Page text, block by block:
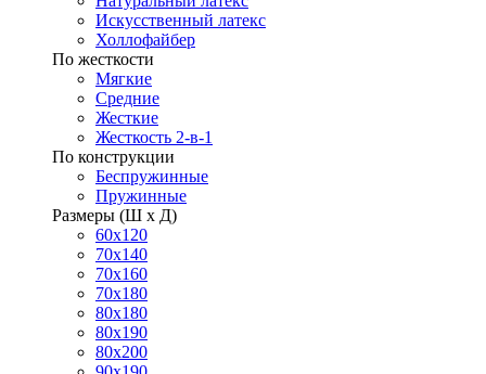
Искусственный латекс
Холлофайбер
По жесткости
Мягкие
Средние
Жесткие
Жесткость 2-в-1
По конструкции
Беспружинные
Пружинные
Размеры (Ш х Д)
60х120
70х140
70х160
70х180
80х180
80х190
80х200